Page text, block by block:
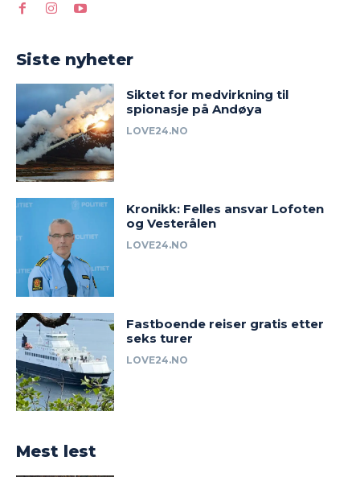
Siste nyheter
Siktet for medvirkning til
spionasje på Andøya
LOVE24.NO
Kronikk: Felles ansvar Lofoten
og Vesterålen
LOVE24.NO
Fastboende reiser gratis etter
seks turer
LOVE24.NO
Mest lest